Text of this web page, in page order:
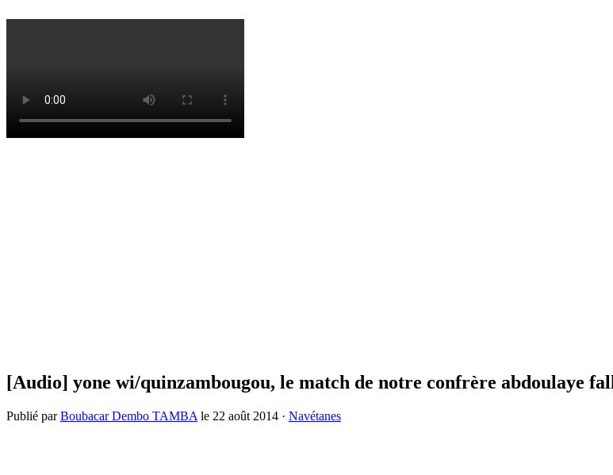
[Audio] yone wi/quinzambougou, le match de notre confrère abdoulaye fall
Publié parBoubacar Dembo TAMBA le 22 août 2014 · Navétanes